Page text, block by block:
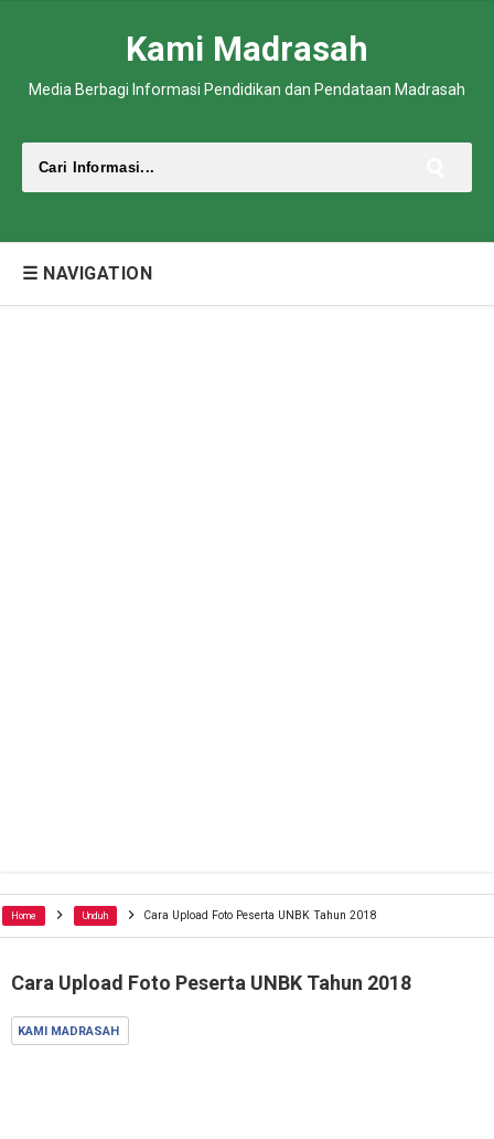
Kami Madrasah
Media Berbagi Informasi Pendidikan dan Pendataan Madrasah
☰ NAVIGATION
Home Unduh Cara Upload Foto Peserta UNBK Tahun 2018
Cara Upload Foto Peserta UNBK Tahun 2018
KAMI MADRASAH